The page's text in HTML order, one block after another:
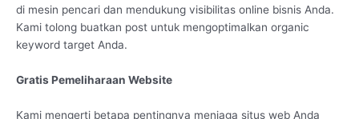
di mesin pencari dan mendukung visibilitas online bisnis Anda.
Kami tolong buatkan post untuk mengoptimalkan organic
keyword target Anda.
Gratis Pemeliharaan Website
Kami mengerti betapa pentingnya menjaga situs web Anda